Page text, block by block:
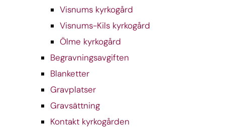
Visnums kyrkogård
Visnums-Kils kyrkogård
Ölme kyrkogård
Begravningsavgiften
Blanketter
Gravplatser
Gravsättning
Kontakt kyrkogården